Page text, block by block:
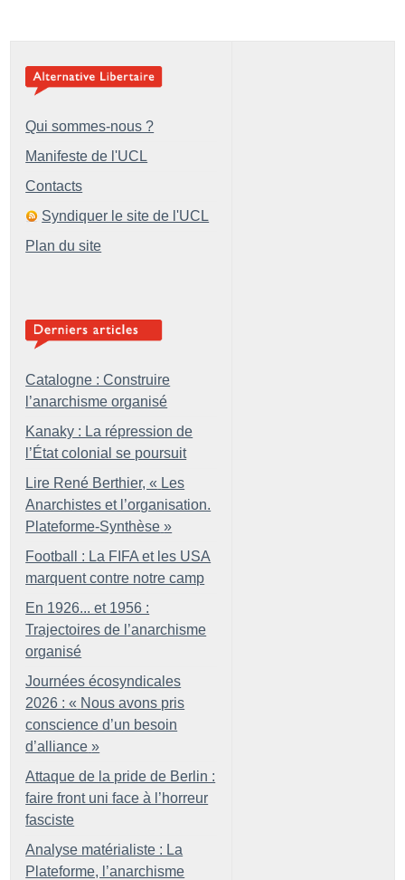
Qui sommes-nous ?
Manifeste de l'UCL
Contacts
Syndiquer le site de l'UCL
Plan du site
Catalogne : Construire
l’anarchisme organisé
Kanaky : La répression de
l’État colonial se poursuit
Lire René Berthier, « Les
Anarchistes et l’organisation.
Plateforme-Synthèse »
Football : La FIFA et les USA
marquent contre notre camp
En 1926... et 1956 :
Trajectoires de l’anarchisme
organisé
Journées écosyndicales
2026 : « Nous avons pris
conscience d’un besoin
d’alliance »
Attaque de la pride de Berlin :
faire front uni face à l’horreur
fasciste
Analyse matérialiste : La
Plateforme, l’anarchisme